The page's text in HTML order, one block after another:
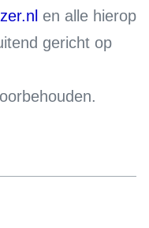
en alle hierop
gericht op